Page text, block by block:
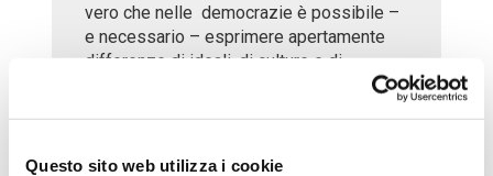
Questo sito web utilizza i cookie
vero che nelle democrazie è possibile –
e necessario – esprimere apertamente
differenze di ideali, di culture e di
democratica.